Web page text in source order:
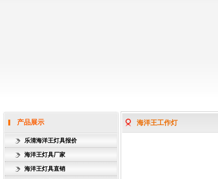
产品展示
乐清海洋王灯具报价
海洋王灯具厂家
海洋王灯具直销
海洋王工作灯